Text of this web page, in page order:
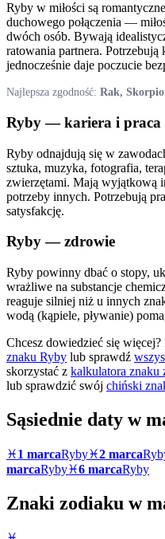
Ryby w miłości są
duchowego połączenia —
dwóch osób. Bywają
ratowania partnera.
jednocześnie daje poczucie
Najlepsza zgodność: Rak,
Ryby— kariera i praca
Ryby odnajdują się w
sztuka, muzyka, fotografia,
zwierzętami. Mają wyjątkową
potrzeby innych. Potrzebują
satysfakcję.
Ryby— zdrowie
Ryby powinny dbać o stopy,
wrażliwe na substancje
reaguje silniej niż u innych
wodą (kąpiele, pływanie)
Chcesz dowiedzieć się więcej?
znaku Ryby lub sprawdź
skorzystać z kalkulatora znaku
lub sprawdzić swój chiński
Sąsiednie daty w
♓1 marcaRyby♓2 marca
marcaRyby♓6 marcaRyby
Znaki zodiaku w